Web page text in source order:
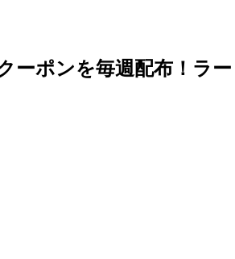
ーポンを毎週配布！ラー